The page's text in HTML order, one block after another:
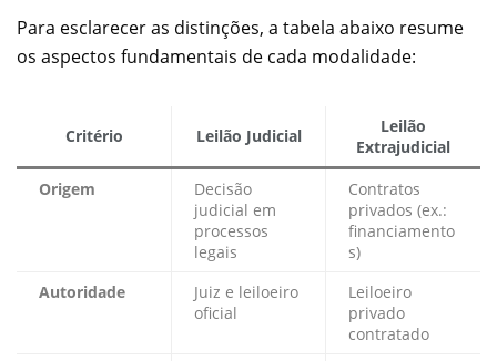
Para esclarecer as distinções, a tabela abaixo resume
os aspectos fundamentais de cada modalidade:
Critério Leilão Judicial
Leilão
Extrajudicial
Origem
Decisão
judicial em
processos
legais
Contratos
privados (ex.:
financiamento
s)
Autoridade
Juiz e leiloeiro
oficial
Leiloeiro
privado
contratado